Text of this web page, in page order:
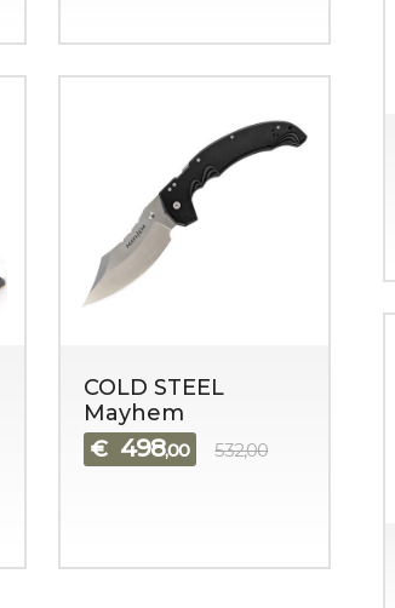
COLD STEEL
Mayhem
€ 498,00 532,00